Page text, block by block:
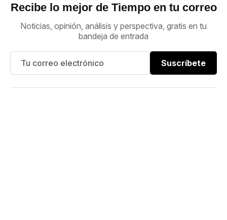
Recibe lo mejor de Tiempo en tu correo
Noticias, opinión, análisis y perspectiva, gratis en tu
bandeja de entrada
Suscríbete